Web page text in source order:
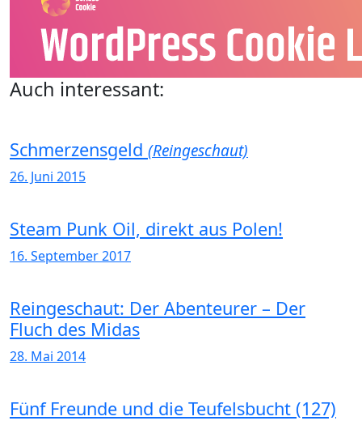
Auch interessant:
Schmerzensgeld (Reingeschaut)
26. Juni 2015
Steam Punk Oil, direkt aus Polen!
16. September 2017
Reingeschaut: Der Abenteurer – Der
Fluch des Midas
28. Mai 2014
Fünf Freunde und die Teufelsbucht (127)